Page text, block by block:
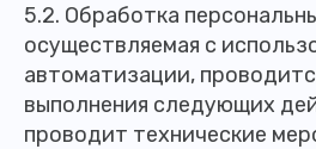
5.2. Обработка
осуществляемая с
автоматизации,
выполнения следующих
проводит технические